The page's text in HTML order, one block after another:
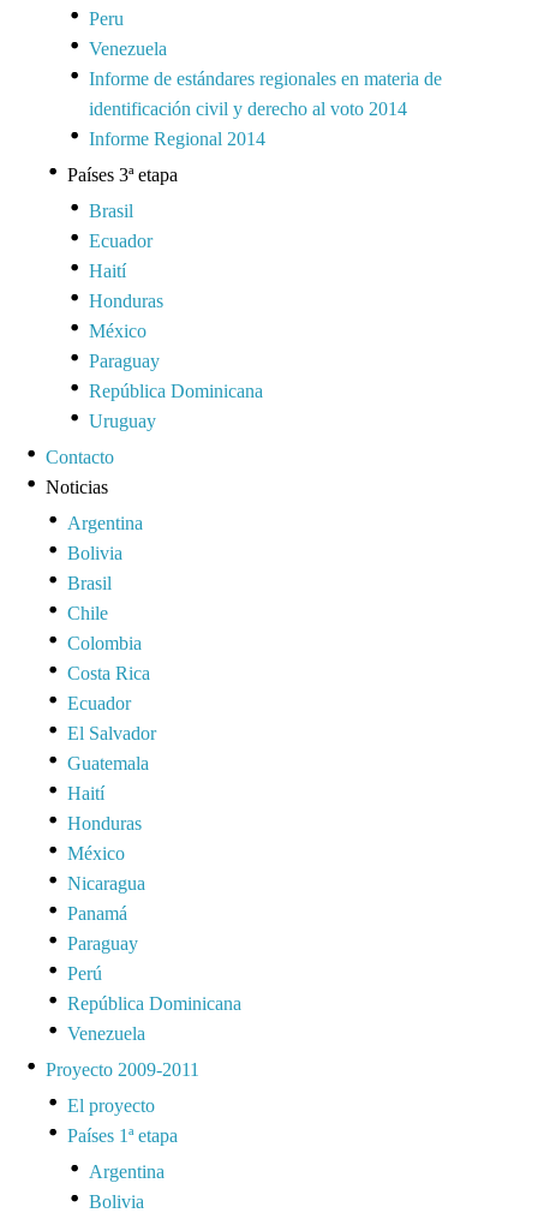
Peru
Venezuela
Informe de estándares regionales en materia de
identificación civil y derecho al voto 2014
Informe Regional 2014
Países 3ª etapa
Brasil
Ecuador
Haití
Honduras
México
Paraguay
República Dominicana
Uruguay
Contacto
Noticias
Argentina
Bolivia
Brasil
Chile
Colombia
Costa Rica
Ecuador
El Salvador
Guatemala
Haití
Honduras
México
Nicaragua
Panamá
Paraguay
Perú
República Dominicana
Venezuela
Proyecto 2009-2011
El proyecto
Países 1ª etapa
Argentina
Bolivia